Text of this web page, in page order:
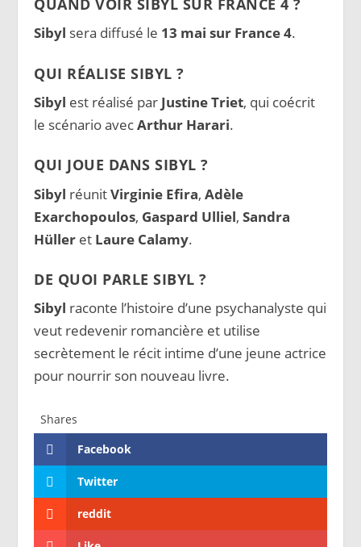
Sibyl sera diffusé le 13 mai sur France 4.
QUI RÉALISE SIBYL ?
Sibyl est réalisé par Justine Triet, qui coécrit
le scénario avecArthur Harari.
QUI JOUE DANS SIBYL ?
Sibyl réunitVirginie Efira,Adèle
Exarchopoulos, Gaspard Ulliel,Sandra
Hüller et Laure Calamy.
DE QUOI PARLE SIBYL ?
Sibyl raconte l’histoire d’une psychanalyste qui
veut redevenir romancière et utilise
secrètement le récit intime d’une jeune actrice
pour nourrir son nouveau livre.
Shares
Facebook
Twitter
reddit